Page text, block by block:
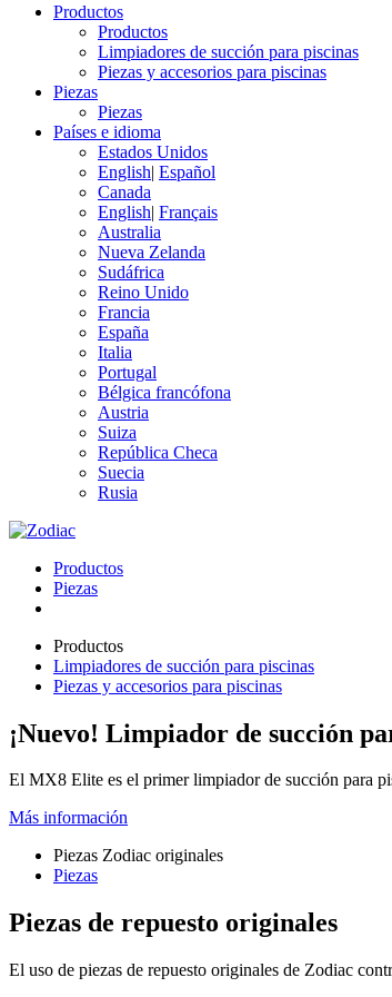
Productos
Productos
Limpiadores de succión para piscinas
Piezas y accesorios para piscinas
Piezas
Piezas
Países e idioma
Estados Unidos
English| Español
Canada
English| Français
Australia
Nueva Zelanda
Sudáfrica
Reino Unido
Francia
España
Italia
Portugal
Bélgica francófona
Austria
Suiza
República Checa
Suecia
Rusia
Productos
Piezas
Productos
Limpiadores de succión para piscinas
Piezas y accesorios para piscinas
¡Nuevo! Limpiador de succión
El MX8 Elite es el primer limpiador de succión para
Más información
Piezas Zodiac originales
Piezas
Piezas de repuesto originales
El uso de piezas de repuesto originales de Zodiac